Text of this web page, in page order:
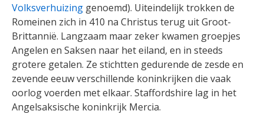
Volksverhuizing genoemd). Uiteindelijk trokken de
Romeinen zich in 410 na Christus terug uit Groot-
Brittannië. Langzaam maar zeker kwamen groepjes
Angelen en Saksen naar het eiland, en in steeds
grotere getalen. Ze stichtten gedurende de zesde en
zevende eeuw verschillende koninkrijken die vaak
oorlog voerden met elkaar. Staffordshire lag in het
Angelsaksische koninkrijk Mercia.